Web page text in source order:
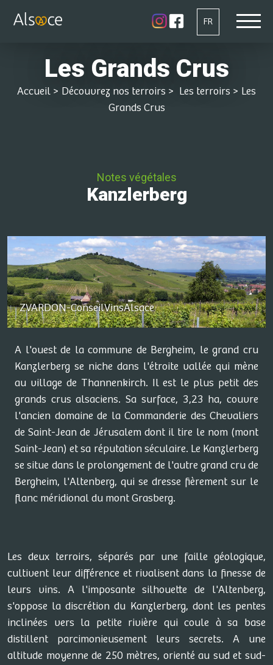
FR
Les Grands Crus
Accueil > Découvrez nos terroirs > Les terroirs > Les
Grands Crus
Notes végétales
Kanzlerberg
ZVARDON-ConseilVinsAlsace
A l'ouest de la commune de Bergheim, le grand cru
Kanzlerberg se niche dans l'étroite vallée qui mène
au village de Thannenkirch. Il est le plus petit des
grands crus alsaciens. Sa surface, 3,23 ha, couvre
l'ancien domaine de la Commanderie des Chevaliers
de Saint-Jean de Jérusalem dont il tire le nom (mont
Saint-Jean) et sa réputation séculaire. Le Kanzlerberg
se situe dans le prolongement de l'autre grand cru de
Bergheim, l'Altenberg, qui se dresse fièrement sur le
flanc méridional du mont Grasberg.
Les deux terroirs, séparés par une faille géologique,
cultivent leur différence et rivalisent dans la finesse de
leurs vins. A l'imposante silhouette de l'Altenberg,
s'oppose la discrétion du Kanzlerberg, dont les pentes
inclinées vers la petite rivière qui coule à sa base
distillent parcimonieusement leurs secrets. A une
altitude moyenne de 250 mètres, orienté au sud et sud-